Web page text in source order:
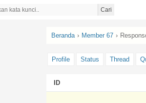
Cari
Beranda › Member 67 ›
Profile Status Thread
ID